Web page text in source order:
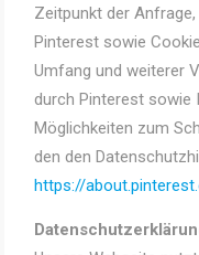
Zeitpunkt der
Pinterest sowie
Umfang und weiterer
durch Pinterest sowie
Möglichkeiten zum
den den
https://